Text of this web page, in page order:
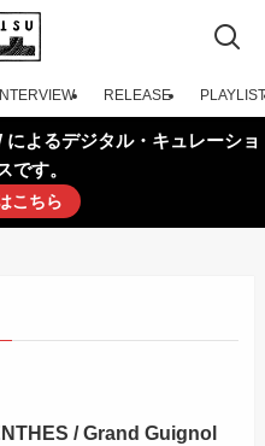
INTERVIEW RELEASE PLAYLIST
よるデジタル・キュレーショ
です。
こちら
/ Grand Guignol